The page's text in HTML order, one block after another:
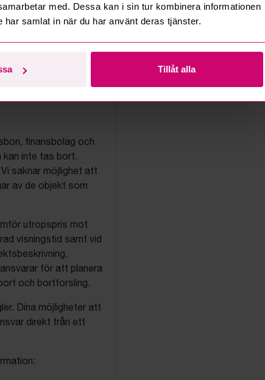
med. Dessa kan i sin tur kombinera informationen
samlat in när du har använt deras tjänster.
Tillåt alla
finansbolag och
inte tas bort.
saknar möjlighet att
av de objekt som
utropspris mot
visningstid samt vid
för att planera
och bortforsling.
Dina möjligheter att
direkt från ett